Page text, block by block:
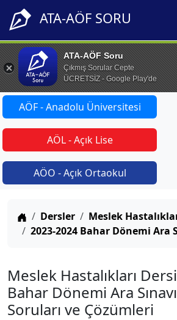
ATA-AÖF SORU
ATA-AÖF Soru
Çıkmış Sorular Cepte
ÜCRETSİZ - Google Play'de
AÖF - Anadolu Üniversitesi
AÖL - Açık Lise
AÖO - Açık Ortaokul
Anasayfa
Dersler
Meslek
2023-2024 Bahar Dönemi Ara
Meslek Hastalıkları
Bahar Dönemi Ara Sınavı
Soruları ve Çözümleri